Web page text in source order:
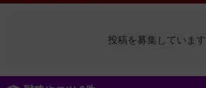
投稿を募集しています